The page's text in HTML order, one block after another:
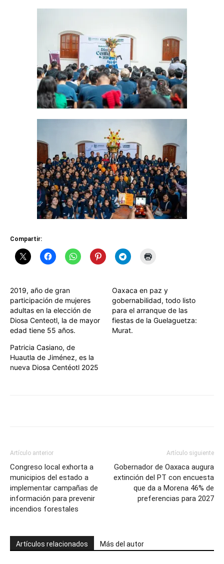
Compartir:
2019, año de gran
participación de mujeres
adultas en la elección de
Diosa Centeotl, la de mayor
edad tiene 55 años.
Oaxaca en paz y
gobernabilidad, todo listo
para el arranque de las
fiestas de la Guelaguetza:
Murat.
Patricia Casiano, de
Huautla de Jiménez, es la
nueva Diosa Centéotl 2025
Artículo anterior
Congreso local exhorta a
municipios del estado a
implementar campañas de
información para prevenir
incendios forestales
Artículo siguiente
Gobernador de Oaxaca augura
extinción del PT con encuesta
que da a Morena 46% de
preferencias para 2027
Artículos relacionados Más del autor